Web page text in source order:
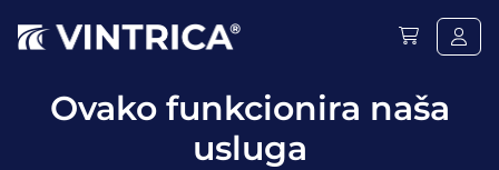
Ovako funkcionira naša
usluga